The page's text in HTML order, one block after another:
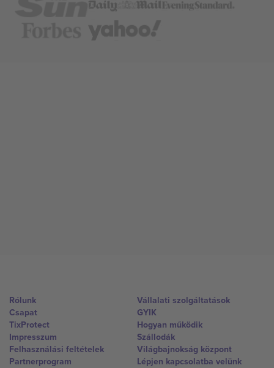
Rólunk
Csapat
TixProtect
Impresszum
Felhasználási feltételek
Partnerprogram
Vállalati szolgáltatások
GYIK
Hogyan működik
Szállodák
Világbajnokság központ
Lépjen kapcsolatba velünk